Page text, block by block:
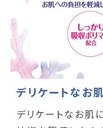
デリケートなお
デリケートなお肌